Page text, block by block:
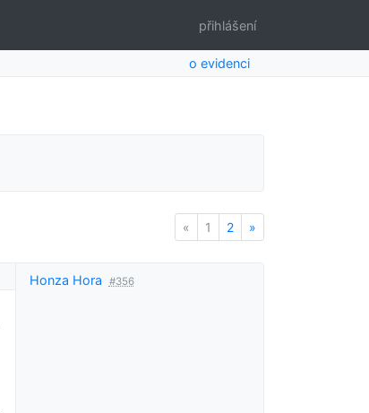
přihlášení
o evidenci
« Previous
1 2 »
Honza Hora #356